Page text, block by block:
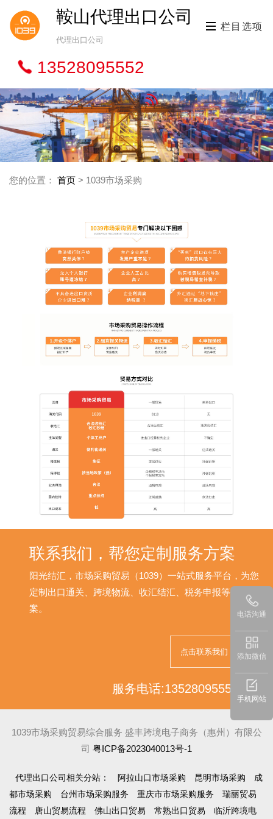
鞍山代理出口公司
代理出口公司
栏目选项
13528095552
您的位置： 首页 > 1039市场采购
联系我们，帮您定制服务方案
阳光结汇，市场采购贸易（1039）一站式服务平台，为您
定制出口通关、跨境物流、收汇结汇、税务申报等解决方
案。
点击联系我们
服务电话:13528095552
1039市场采购贸易综合服务 盛丰跨境电子商务（惠州）有限公
司 粤ICP备2023040013号-1
代理出口公司相关分站： 阿拉山口市场采购 昆明市场采购
成
都市场采购
台州市场采购服务 重庆市市场采购服务
瑞丽贸易
流程
唐山贸易流程 佛山出口贸易 常熟出口贸易 临沂跨境电
电话沟通
添加微信
手机网站